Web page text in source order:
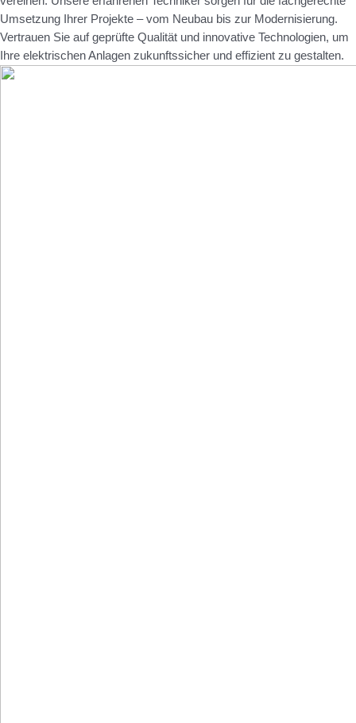
Umsetzung Ihrer Projekte – vom Neubau bis zur Modernisierung.
Vertrauen Sie auf geprüfte Qualität und innovative Technologien, um
Ihre elektrischen Anlagen zukunftssicher und effizient zu gestalten.